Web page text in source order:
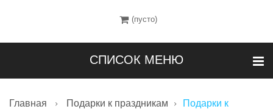
(пусто)
СПИСОК МЕНЮ
Главная Подарки к праздникам
Подарки к